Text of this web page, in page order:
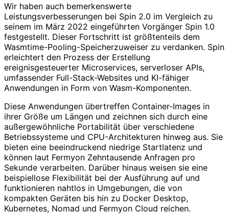
Wir haben auch bemerkenswerte
Leistungsverbesserungen bei Spin 2.0 im Vergleich zu
seinem im März 2022 eingeführten Vorgänger Spin 1.0
festgestellt. Dieser Fortschritt ist größtenteils dem
Wasmtime-Pooling-Speicherzuweiser zu verdanken. Spin
erleichtert den Prozess der Erstellung
ereignisgesteuerter Microservices, serverloser APIs,
umfassender Full-Stack-Websites und KI-fähiger
Anwendungen in Form von Wasm-Komponenten.
Diese Anwendungen übertreffen Container-Images in
ihrer Größe um Längen und zeichnen sich durch eine
außergewöhnliche Portabilität über verschiedene
Betriebssysteme und CPU-Architekturen hinweg aus. Sie
bieten eine beeindruckend niedrige Startlatenz und
können laut Fermyon Zehntausende Anfragen pro
Sekunde verarbeiten. Darüber hinaus weisen sie eine
beispiellose Flexibilität bei der Ausführung auf und
funktionieren nahtlos in Umgebungen, die von
kompakten Geräten bis hin zu Docker Desktop,
Kubernetes, Nomad und Fermyon Cloud reichen.